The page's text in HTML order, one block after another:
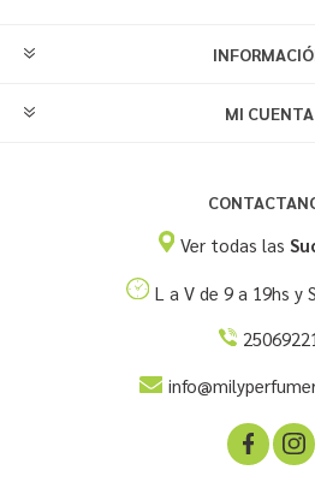
MI CUENTA
Ver todas las
L a V de 9 a 19hs y
25069221